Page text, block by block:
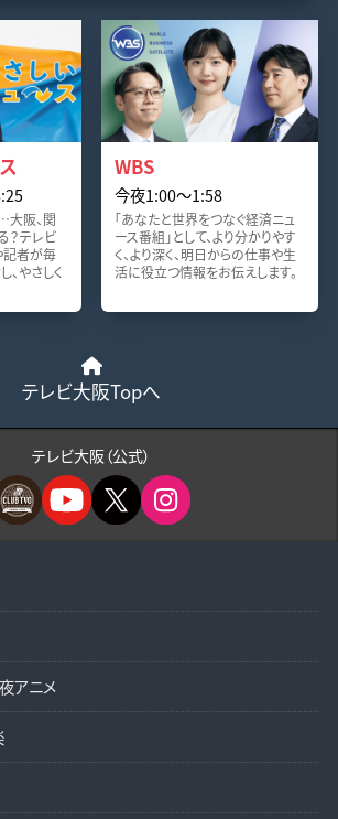
大阪、関
？テレビ
記者が毎
、やさしく
WBS
今夜1:00〜1:58
「あなたと世界をつなぐ経済ニュ
ース番組」として、より分かりやす
く、より深く、明日からの仕事や生
活に役立つ情報をお伝えします。
テレビ大阪Topへ
テレビ大阪（公式）
アニメ